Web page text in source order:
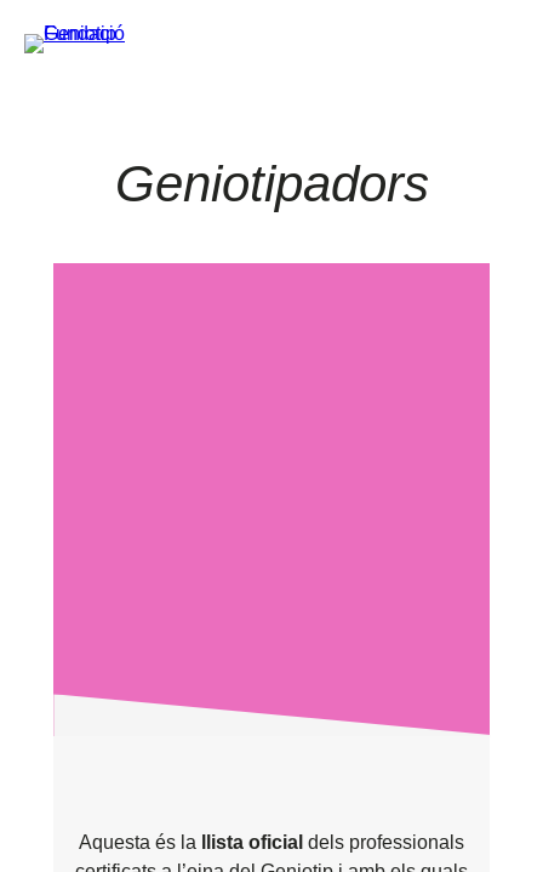
Geniotipadors
Aquesta és la llista oficial dels professionals